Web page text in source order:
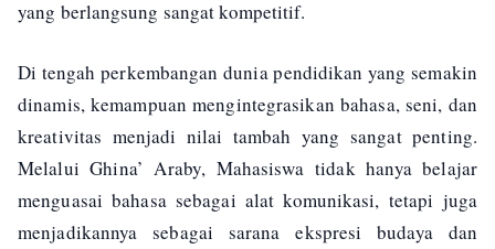
yang berlangsung sangat kompetitif.
Di tengah perkembangan dunia pendidikan yang semakin
dinamis, kemampuan mengintegrasikan bahasa, seni, dan
kreativitas menjadi nilai tambah yang sangat penting.
Melalui Ghina’ Araby, Mahasiswa tidak hanya belajar
menguasai bahasa sebagai alat komunikasi, tetapi juga
menjadikannya sebagai sarana ekspresi budaya dan